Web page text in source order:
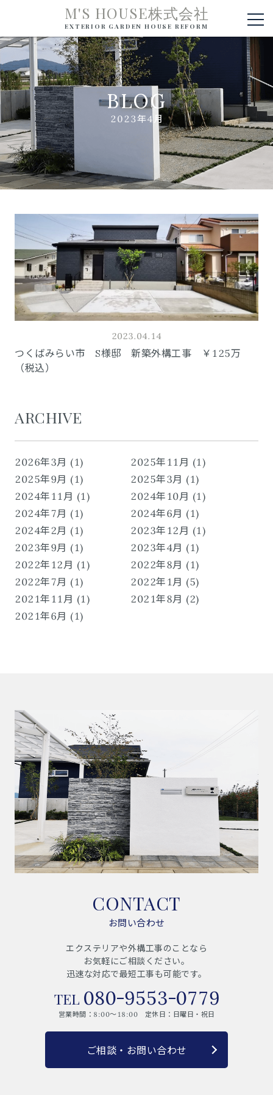
M'S HOUSE株式会社
EXTERIOR GARDEN HOUSE REFORM
BLOG
2023年4月
2023.04.14
つくばみらい市 S様邸 新築外構工事 ￥125万
（税込）
ARCHIVE
2026年3月 (1)
2025年11月 (1)
2025年9月 (1)
2025年3月 (1)
2024年11月 (1)
2024年10月 (1)
2024年7月 (1)
2024年6月 (1)
2024年2月 (1)
2023年12月 (1)
2023年9月 (1)
2023年4月 (1)
2022年12月 (1)
2022年8月 (1)
2022年7月 (1)
2022年1月 (5)
2021年11月 (1)
2021年8月 (2)
2021年6月 (1)
CONTACT
お問い合わせ
エクステリアや外構工事のことなら
お気軽にご相談ください。
迅速な対応で最短工事も可能です。
080-9553-0779
営業時間：8:00～18:00 定休日：日曜日・祝日
ご相談・お問い合わせ